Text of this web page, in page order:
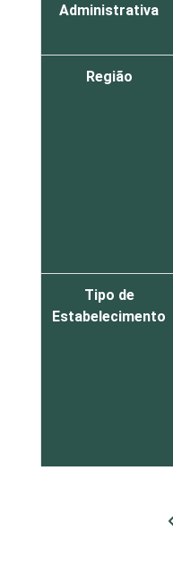
Administrativa
Região
Tipo de
Estabelecimento